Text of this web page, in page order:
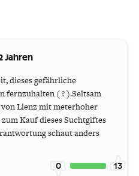
Jahren
dieses gefährliche
fernzuhalten ( ? ).Seltsam
Lienz mit meterhoher
Kauf dieses Suchtgiftes
schaut anders
0 13